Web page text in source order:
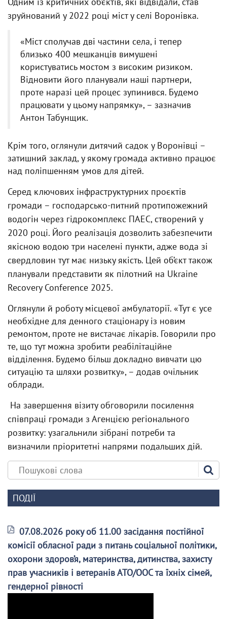
зруйнований у 2022 році міст у селі Воронівка.
«Міст сполучав дві частини села, і тепер
близько 400 мешканців вимушені
користуватись мостом з високим ризиком.
Відновити його планували наші партнери,
проте наразі цей процес зупинився. Будемо
працювати у цьому напрямку», – зазначив
Антон Табунщик.
Крім того, оглянули дитячий садок у Воронівці –
затишний заклад, у якому громада активно працює
над поліпшенням умов для дітей.
Серед ключових інфраструктурних проєктів
громади – господарсько-питний протипожежний
водогін через гідрокомплекс ПАЕС, створений у
2020 році. Його реалізація дозволить забезпечити
якісною водою три населені пункти, адже вода зі
свердловин тут має низьку якість. Цей об’єкт також
планували представити як пілотний на Ukraine
Recovery Conference 2025.
Оглянули й роботу місцевої амбулаторії. «Тут є усе
необхідне для денного стаціонару із новим
ремонтом, проте не вистачає лікарів. Говорили про
те, що тут можна зробити реабілітаційне
відділення. Будемо більш докладно вивчати цю
ситуацію та шляхи розвитку», – додав очільник
облради.
На завершення візиту обговорили посилення
співпраці громади з Агенцією регіонального
розвитку: узагальнили зібрані потреби та
визначили пріоритетні напрями подальших дій.
ПОДІЇ
07.08.2026 року об 11.00 засідання постійної
комісії обласної ради з питань соціальної політики,
охорони здоров’я, материнства, дитинства, захисту
прав учасників і ветеранів АТО/ООС та їхніх сімей,
гендерної рівності